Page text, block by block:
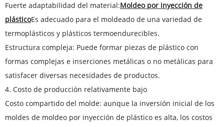
Fuerte adaptabilidad del material:Moldeo por inyección de
plásticoEs adecuado para el moldeado de una variedad de
termoplásticos y plásticos termoendurecibles.
Estructura compleja: Puede formar piezas de plástico con
formas complejas e inserciones metálicas o no metálicas para
satisfacer diversas necesidades de productos.
4. Costo de producción relativamente bajo
Costo compartido del molde: aunque la inversión inicial de los
moldes de moldeo por inyección de plástico es alta, los costos